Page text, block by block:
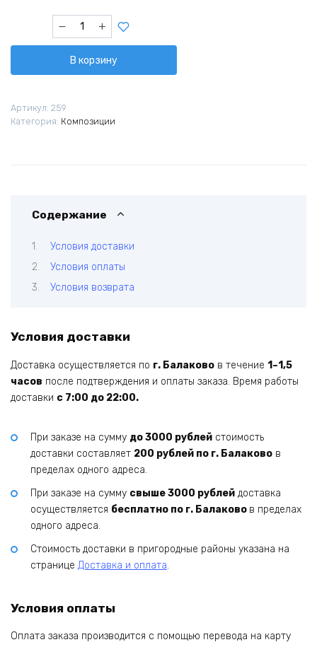
Количество
товара
страстей
В корзину
Артикул: 259
Категория: Композиции
Содержание
Условия доставки
Условия оплаты
Условия возврата
Условия доставки
Доставка осуществляется по г. Балаково в течение 1–1,5
часов после подтверждения и оплаты заказа. Время работы
доставки с 7:00 до 22:00.
При заказе на сумму до 3000 рублей стоимость
доставки составляет 200 рублей по г. Балаково в
пределах одного адреса.
При заказе на сумму свыше 3000 рублей доставка
осуществляется бесплатно по г. Балаково в пределах
одного адреса.
Стоимость доставки в пригородные районы указана на
странице Доставка и оплата.
Условия оплаты
Оплата заказа производится с помощью перевода на карту